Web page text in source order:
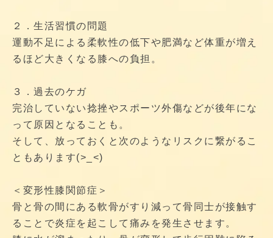
２．生活習慣の問題
運動不足による柔軟性の低下や肥満など体重が増え
るほど大きくなる膝への負担。
３．過去のケガ
完治していない捻挫やスポーツ外傷などが後年にな
って原因となることも。
そして、放っておくと次のようなリスクに繋がるこ
ともあります(>_<)
＜変形性膝関節症＞
骨と骨の間にある軟骨がすり減って骨同士が接触す
ることで炎症を起こして痛みを発生させます。